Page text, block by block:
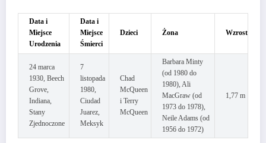
Data i
Miejsce
Urodzenia
Data i
Miejsce
Śmierci
Dzieci Żona Wzrost
24 marca
1930, Beech
Grove,
Indiana,
Stany
Zjednoczone
7
listopada
1980,
Ciudad
Juarez,
Meksyk
Chad
McQueen
i Terry
McQueen
Barbara Minty
(od 1980 do
1980), Ali
MacGraw (od
1973 do 1978),
Neile Adams (od
1956 do 1972)
1,77 m